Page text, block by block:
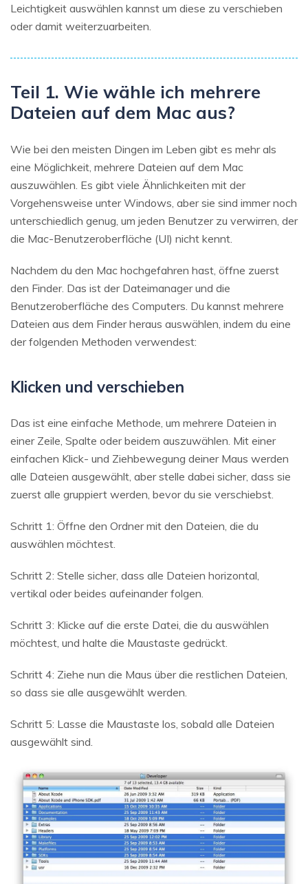
Leichtigkeit auswählen kannst um diese zu verschieben
oder damit weiterzuarbeiten.
Teil 1. Wie wähle ich mehrere
Dateien auf dem Mac aus?
Wie bei den meisten Dingen im Leben gibt es mehr als
eine Möglichkeit, mehrere Dateien auf dem Mac
auszuwählen. Es gibt viele Ähnlichkeiten mit der
Vorgehensweise unter Windows, aber sie sind immer noch
unterschiedlich genug, um jeden Benutzer zu verwirren, der
die Mac-Benutzeroberfläche (UI) nicht kennt.
Nachdem du den Mac hochgefahren hast, öffne zuerst
den Finder. Das ist der Dateimanager und die
Benutzeroberfläche des Computers. Du kannst mehrere
Dateien aus dem Finder heraus auswählen, indem du eine
der folgenden Methoden verwendest:
Klicken und verschieben
Das ist eine einfache Methode, um mehrere Dateien in
einer Zeile, Spalte oder beidem auszuwählen. Mit einer
einfachen Klick- und Ziehbewegung deiner Maus werden
alle Dateien ausgewählt, aber stelle dabei sicher, dass sie
zuerst alle gruppiert werden, bevor du sie verschiebst.
Schritt 1: Öffne den Ordner mit den Dateien, die du
auswählen möchtest.
Schritt 2: Stelle sicher, dass alle Dateien horizontal,
vertikal oder beides aufeinander folgen.
Schritt 3: Klicke auf die erste Datei, die du auswählen
möchtest, und halte die Maustaste gedrückt.
Schritt 4: Ziehe nun die Maus über die restlichen Dateien,
so dass sie alle ausgewählt werden.
Schritt 5: Lasse die Maustaste los, sobald alle Dateien
ausgewählt sind.